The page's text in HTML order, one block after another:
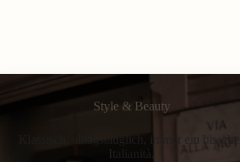
Style & Beauty
Klassisch, alltagstauglich, immer ein bisschen
Italianità.